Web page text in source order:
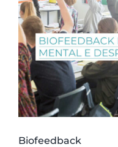
Biofeedback